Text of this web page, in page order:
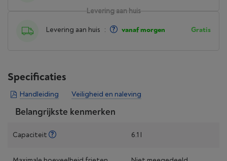
Levering aan huis
Levering aan huis : vanaf morgen Gratis
Specificaties
Handleiding Veiligheid en naleving
Belangrijkste kenmerken
Capaciteit 6.1 l